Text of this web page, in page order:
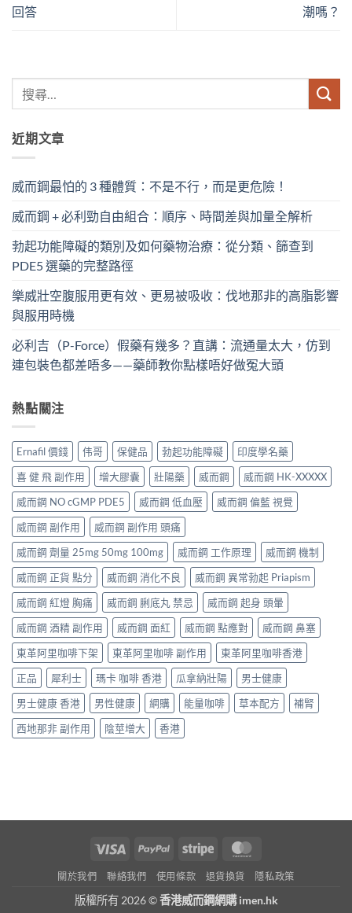
回答
潮嗎？
近期文章
威而鋼最怕的 3 種體質：不是不行，而是更危險！
威而鋼 + 必利勁自由組合：順序、時間差與加量全解析
勃起功能障礙的類別及如何藥物治療：從分類、篩查到
PDE5 選藥的完整路徑
樂威壯空腹服用更有效、更易被吸收：伐地那非的高脂影響
與服用時機
必利吉（P-Force）假藥有幾多？直講：流通量太大，仿到
連包裝色都差唔多——藥師教你點樣唔好做冤大頭
熱點關注
Ernafil 價錢 伟哥 保健品 勃起功能障礙
印度學名藥
喜 健 飛 副作用
增大膠囊 壯陽藥 威而鋼
威而鋼 HK-XXXXX
威而鋼 NO cGMP PDE5
威而鋼 低血壓
威而鋼 偏藍 視覺
威而鋼 副作用
威而鋼 副作用 頭痛
威而鋼 劑量 25mg 50mg 100mg
威而鋼 工作原理
威而鋼 機制
威而鋼 正貨 點分
威而鋼 消化不良
威而鋼 異常勃起 Priapism
威而鋼 紅燈 胸痛
威而鋼 脷底丸 禁忌
威而鋼 起身 頭暈
威而鋼 酒精 副作用
威而鋼 面紅 威而鋼 點應對
威而鋼 鼻塞
東革阿里咖啡下架
東革阿里咖啡 副作用
東革阿里咖啡香港
正品
犀利士 瑪卡 咖啡 香港 瓜拿納壯陽
男士健康
男士健康 香港
男性健康 網購 能量咖啡 草本配方
補腎
西地那非 副作用
陰莖增大 香港
Visa PayPal Stripe
關於我們 聯絡我們 使用條款 退貨換貨 隱私政策
版權所有 2026 ©香港威而鋼網購 imen.hk